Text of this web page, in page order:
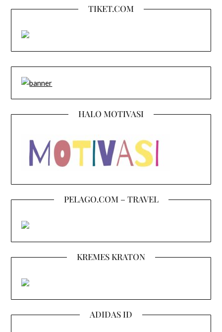
TIKET.COM
HALO MOTIVASI
PELAGO.COM – TRAVEL
KREMES KRATON
ADIDAS ID